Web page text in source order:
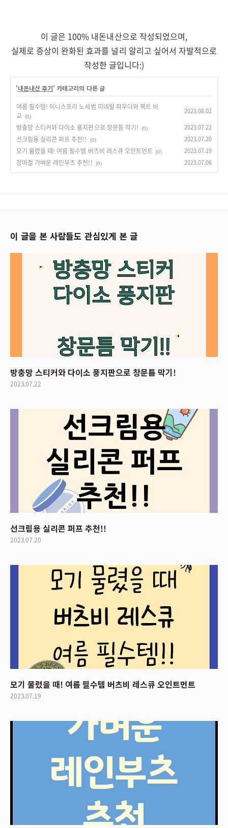
이 글은 100% 내돈내산으로 작성되었으며,
실제로 증상이 완화된 효과를 널리 알리고 싶어서 자발적으로
작성한 글입니다:)
'내돈내산 후기' 카테고리의 다른 글
여름 필수템! 이니스프리 노세범 미네랄 파우더와 팩트 비
교 (0)
2023.08.02
방충망 스티커와 다이소 풍지판으로 창문틈 막기! (0) 2023.07.22
선크림용 실리콘 퍼프 추천!! (0) 2023.07.20
모기 물렸을 때! 여름 필수템 버츠비 레스큐 오인트먼트 (0) 2023.07.19
장마철 가벼운 레인부츠 추천!! (0) 2023.07.06
이 글을 본 사람들도 관심있게 본 글
방충망 스티커와 다이소 풍지판으로 창문틈 막기!
2023.07.22
선크림용 실리콘 퍼프 추천!!
2023.07.20
모기 물렸을 때! 여름 필수템 버츠비 레스큐 오인트먼트
2023.07.19